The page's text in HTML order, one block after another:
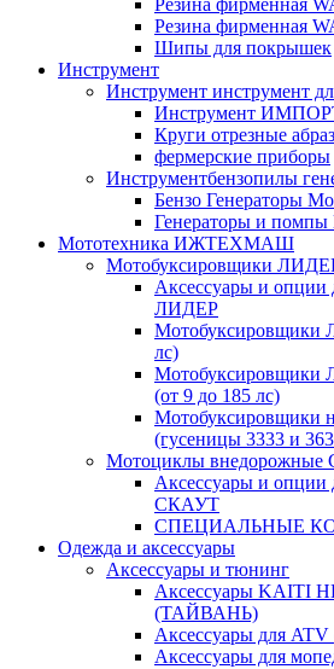
Резина фирменная
Резина фирменная
Шипы для покрышек
Инструмент
Инструмент инструмент
Инструмент
Круги отрезные
фермерские приборы
Инструментбензопилы
Бензо Генераторы
Генераторы и
Мототехника ИЖТЕХМАШ
Мотобуксировщики
Аксессуары и опции
ЛИДЕР
Мотобуксировщики
лс)
Мотобуксировщики
(от 9 до 185 лс)
Мотобуксировщики
(гусеницы 3333 и
Мотоциклы
Аксессуары и опции
СКАУТ
СПЕЦИАЛЬНЫЕ
Одежда и аксессуары
Аксессуары и тюнинг
Аксессуары KAITI
(ТАЙВАНЬ)
Аксессуары для
Аксессуары для